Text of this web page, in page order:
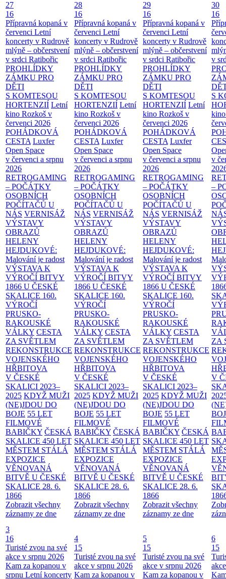
27
16
Přípravná kopaná v
červenci Letní
koncerty v Rudrově
mlýně – občerstvení
v srdci Ratibořic
PROHLÍDKY
ZÁMKU PRO
DĚTI
S KOMTESOU
HORTENZIÍ Letní
kino Rozkoš v
červenci 2026
POHÁDKOVÁ
CESTA Luxfer
Open Space
v červenci a srpnu
2026
RETROGAMING
– POČÁTKY
OSOBNÍCH
POČÍTAČŮ U
NÁS VERNISÁŽ
VÝSTAVY
OBRAZŮ
HELENY
HEJDUKOVÉ:
Malování je radost
VÝSTAVA K
VÝROČÍ BITVY
1866 U ČESKÉ
SKALICE 160.
VÝROČÍ
PRUSKO-
RAKOUSKÉ
VÁLKY CESTA
ZA SVĚTLEM
REKONSTRUKCE
VOJENSKÉHO
HŘBITOVA
V ČESKÉ
SKALICI 2023–
2025 KDYŽ MUŽI
(NE)JDOU DO
BOJE 55 LET
FILMOVÉ
BABIČKY ČESKÁ
SKALICE 450 LET
MĚSTEM STÁLÁ
EXPOZICE
VĚNOVANÁ
BITVĚ U ČESKÉ
SKALICE 28. 6.
1866
Zobrazit všechny
záznamy ze dne
28
16
Přípravná kopaná v
červenci Letní
koncerty v Rudrově
mlýně – občerstvení
v srdci Ratibořic
PROHLÍDKY
ZÁMKU PRO
DĚTI
S KOMTESOU
HORTENZIÍ Letní
kino Rozkoš v
červenci 2026
POHÁDKOVÁ
CESTA Luxfer
Open Space
v červenci a srpnu
2026
RETROGAMING
– POČÁTKY
OSOBNÍCH
POČÍTAČŮ U
NÁS VERNISÁŽ
VÝSTAVY
OBRAZŮ
HELENY
HEJDUKOVÉ:
Malování je radost
VÝSTAVA K
VÝROČÍ BITVY
1866 U ČESKÉ
SKALICE 160.
VÝROČÍ
PRUSKO-
RAKOUSKÉ
VÁLKY CESTA
ZA SVĚTLEM
REKONSTRUKCE
VOJENSKÉHO
HŘBITOVA
V ČESKÉ
SKALICI 2023–
2025 KDYŽ MUŽI
(NE)JDOU DO
BOJE 55 LET
FILMOVÉ
BABIČKY ČESKÁ
SKALICE 450 LET
MĚSTEM STÁLÁ
EXPOZICE
VĚNOVANÁ
BITVĚ U ČESKÉ
SKALICE 28. 6.
1866
Zobrazit všechny
záznamy ze dne
29
16
Přípravná kopaná v
červenci Letní
koncerty v Rudrově
mlýně – občerstvení
v srdci Ratibořic
PROHLÍDKY
ZÁMKU PRO
DĚTI
S KOMTESOU
HORTENZIÍ Letní
kino Rozkoš v
červenci 2026
POHÁDKOVÁ
CESTA Luxfer
Open Space
v červenci a srpnu
2026
RETROGAMING
– POČÁTKY
OSOBNÍCH
POČÍTAČŮ U
NÁS VERNISÁŽ
VÝSTAVY
OBRAZŮ
HELENY
HEJDUKOVÉ:
Malování je radost
VÝSTAVA K
VÝROČÍ BITVY
1866 U ČESKÉ
SKALICE 160.
VÝROČÍ
PRUSKO-
RAKOUSKÉ
VÁLKY CESTA
ZA SVĚTLEM
REKONSTRUKCE
VOJENSKÉHO
HŘBITOVA
V ČESKÉ
SKALICI 2023–
2025 KDYŽ MUŽI
(NE)JDOU DO
BOJE 55 LET
FILMOVÉ
BABIČKY ČESKÁ
SKALICE 450 LET
MĚSTEM STÁLÁ
EXPOZICE
VĚNOVANÁ
BITVĚ U ČESKÉ
SKALICE 28. 6.
1866
Zobrazit všechny
záznamy ze dne
30
16
v
S
v
–
ZA
V
3
16
Turisté zvou na své
akce v srpnu 2026
Kam za kopanou v
srpnu Letní koncerty
4
15
Turisté zvou na své
akce v srpnu 2026
Kam za kopanou v
5
15
Turisté zvou na své
akce v srpnu 2026
Kam za kopanou v
6
15